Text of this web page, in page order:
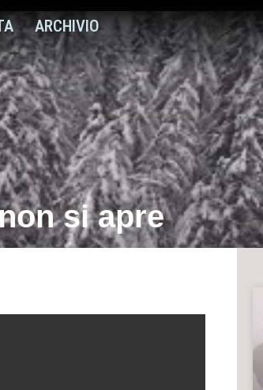
ARCHIVIO
si apre